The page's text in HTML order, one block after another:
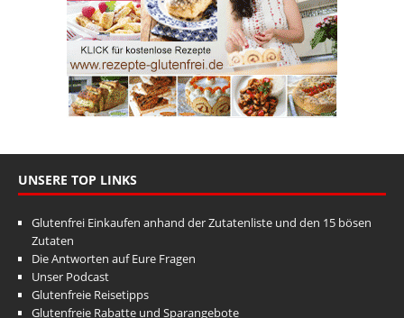
UNSERE TOP LINKS
Glutenfrei Einkaufen anhand der Zutatenliste und den 15 bösen
Zutaten
Die Antworten auf Eure Fragen
Unser Podcast
Glutenfreie Reisetipps
Glutenfreie Rabatte und Sparangebote